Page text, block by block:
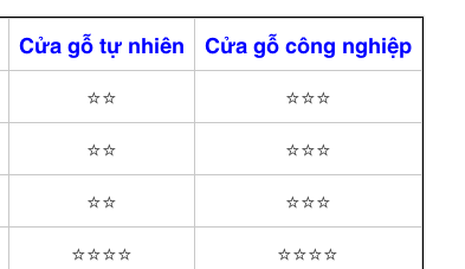
Cửa gỗ tự nhiên
Cửa gỗ công nghiệp
⭐⭐
⭐⭐⭐
⭐⭐
⭐⭐⭐
⭐⭐
⭐⭐⭐
⭐⭐⭐⭐
⭐⭐⭐⭐